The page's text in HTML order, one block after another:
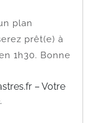
plan
prêt(e) à
1h30. Bonne
– Votre